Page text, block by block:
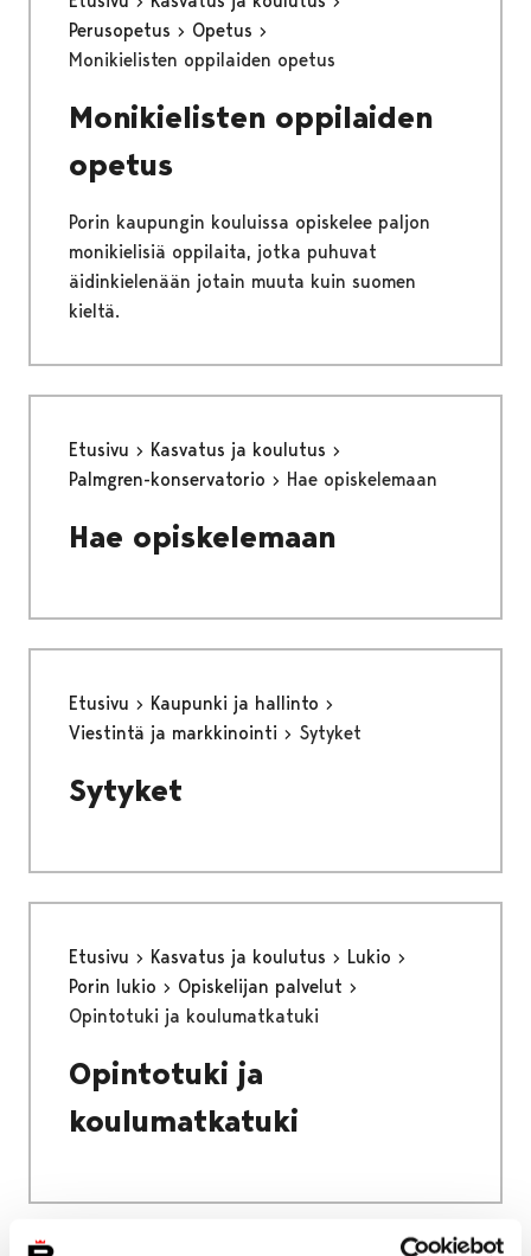
Perusopetus
Opetus
Monikielisten oppilaiden opetus
Monikielisten oppilaiden
opetus
Porin kaupungin kouluissa opiskelee paljon
monikielisiä oppilaita, jotka puhuvat
äidinkielenään jotain muuta kuin suomen
kieltä.
Etusivu
Kasvatus ja koulutus
Palmgren-konservatorio
Hae opiskelemaan
Hae opiskelemaan
Etusivu
Kaupunki ja hallinto
Viestintä ja markkinointi
Sytyket
Sytyket
Etusivu Kasvatus ja koulutus
Lukio
Porin lukio
Opiskelijan palvelut
Opintotuki ja koulumatkatuki
Opintotuki ja
koulumatkatuki